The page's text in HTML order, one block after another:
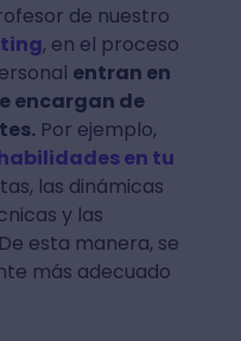
de nuestro
, en el proceso
entran en
encargan de
Por ejemplo,
en tu
las dinámicas
y las
esta manera, se
más adecuado